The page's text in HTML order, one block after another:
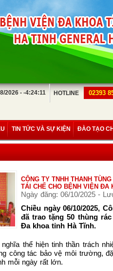
2026 - -4:24:11 HOTLINE 02393
TIN TỨC VÀ SỰ KIỆN ĐÀO TẠO
CÔNG TY TNHH THANH
TÁI CHẾ CHO BỆNH VIỆN ĐA
Ngày đăng: 06/10/2025 -
Chiều ngày 06/10/2025,
đã trao tặng 50 thùng
Đa khoa tỉnh Hà Tĩnh.
thể hiện tinh thần trách
công tác bảo vệ môi trường,
mỗi ngày rất lớn.